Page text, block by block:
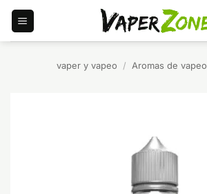
Saltar
contenido
vaper y vapeo / Aromas de vapeo